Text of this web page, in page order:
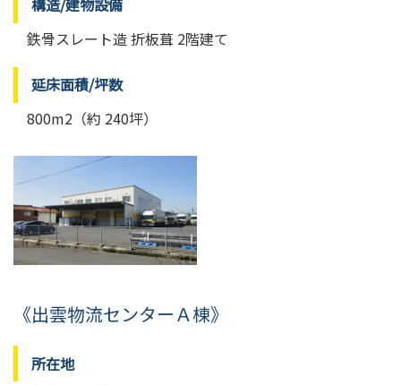
構造/建物設備
鉄骨スレート造 折板葺 2階建て
延床面積/坪数
800m2（約 240坪）
《出雲物流センターＡ棟》
所在地